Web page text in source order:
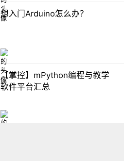
想入门Arduino怎么办？
【掌控】mPython编程与教学
软件平台汇总